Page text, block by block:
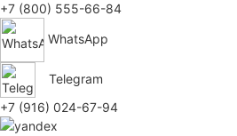
+7 (800) 555-66-84
WhatsApp
Telegram
+7 (916) 024-67-94